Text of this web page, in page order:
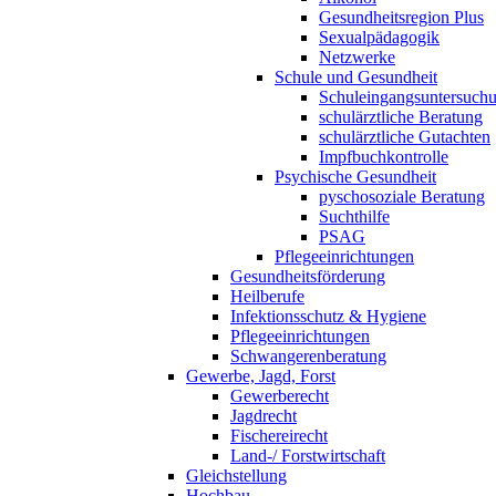
Gesundheitsregion Plus
Sexualpädagogik
Netzwerke
Schule und Gesundheit
schulärztliche Beratung
schulärztliche Gutachten
Impfbuchkontrolle
Psychische Gesundheit
pyschosoziale Beratung
Suchthilfe
PSAG
Pflegeeinrichtungen
Gesundheitsförderung
Heilberufe
Infektionsschutz & Hygiene
Pflegeeinrichtungen
Schwangerenberatung
Gewerbe, Jagd, Forst
Gewerberecht
Jagdrecht
Fischereirecht
Land-/ Forstwirtschaft
Gleichstellung